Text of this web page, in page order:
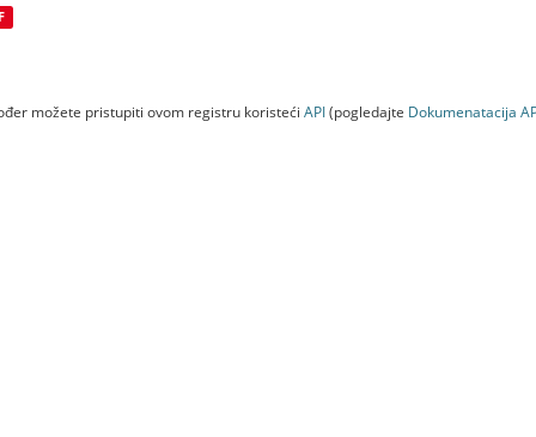
možete pristupiti ovom registru koristeći API(pogledajte Dokumenаtаcijа